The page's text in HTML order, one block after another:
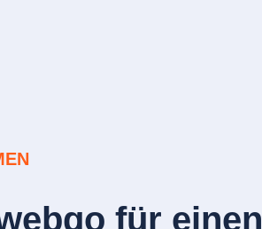
für einen